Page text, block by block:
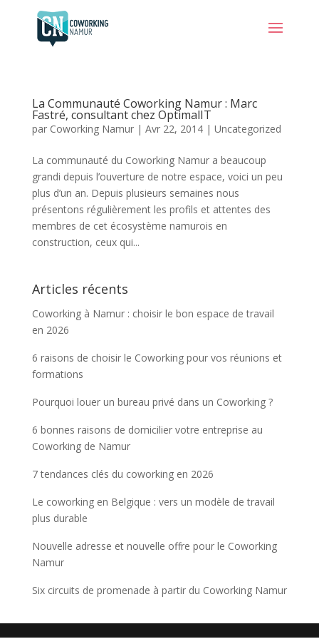
La Communauté Coworking Namur : Marc
Fastré, consultant chez OptimalIT
par Coworking Namur| Avr 22, 2014| Uncategorized
La communauté du Coworking Namur a beaucoup
grandi depuis l’ouverture de notre espace, voici un peu
plus d’un an. Depuis plusieurs semaines nous
présentons régulièrement les profils et attentes des
membres de cet écosystème namurois en
construction, ceux qui...
Articles récents
Coworking à Namur : choisir le bon espace de travail
en 2026
6 raisons de choisir le Coworking pour vos réunions et
formations
Pourquoi louer un bureau privé dans un Coworking ?
6 bonnes raisons de domicilier votre entreprise au
Coworking de Namur
7 tendances clés du coworking en 2026
Le coworking en Belgique : vers un modèle de travail
plus durable
Nouvelle adresse et nouvelle offre pour le Coworking
Namur
Six circuits de promenade à partir du Coworking Namur